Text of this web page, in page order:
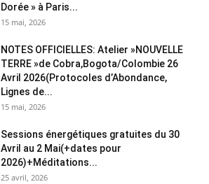
Dorée » à Paris...
15 mai, 2026
NOTES OFFICIELLES: Atelier »NOUVELLE
TERRE »de Cobra,Bogota/Colombie 26
Avril 2026(Protocoles d’Abondance,
Lignes de...
15 mai, 2026
Sessions énergétiques gratuites du 30
Avril au 2 Mai(+dates pour
2026)+Méditations...
25 avril, 2026